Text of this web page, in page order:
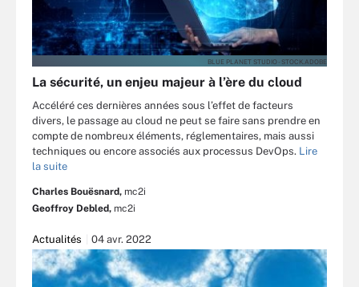
BLUE PLANET STUDIO - STOCK.ADOBE
La sécurité, un enjeu majeur à l’ère du cloud
Accéléré ces dernières années sous l’effet de facteurs
divers, le passage au cloud ne peut se faire sans prendre en
compte de nombreux éléments, réglementaires, mais aussi
techniques ou encore associés aux processus DevOps. Lire
la suite
Charles Bouësnard, mc2i
Geoffroy Debled, mc2i
Actualités 04 avr. 2022